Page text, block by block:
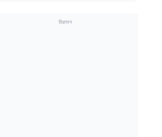
विज्ञापन